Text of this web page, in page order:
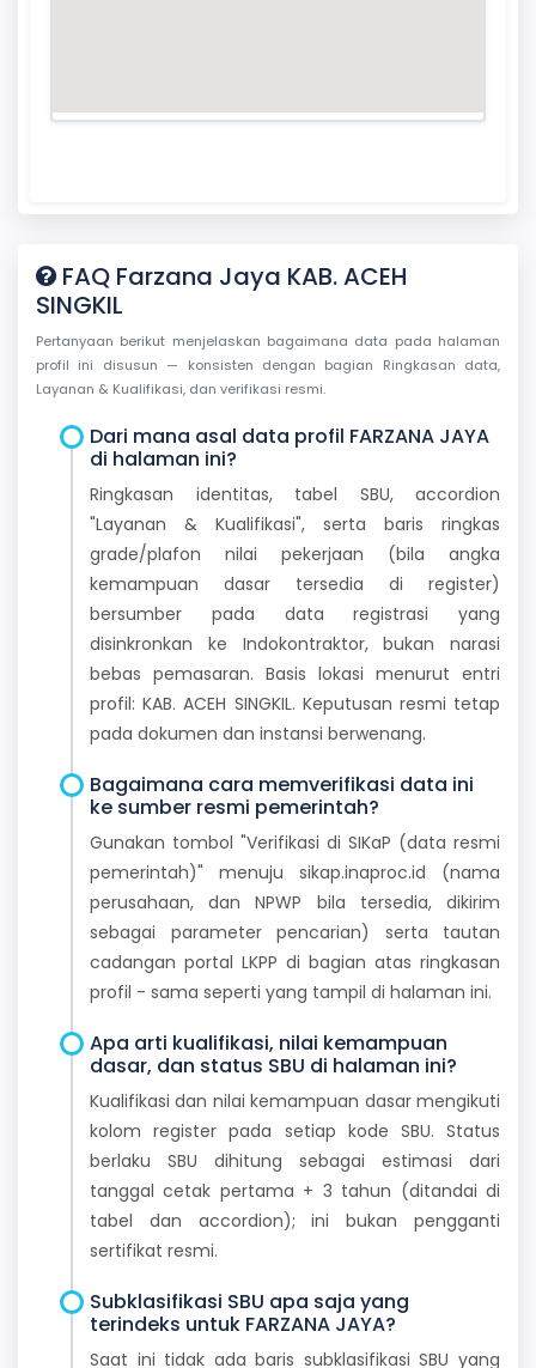
FAQ Farzana Jaya KAB. ACEH
SINGKIL
Pertanyaan berikut menjelaskan bagaimana data pada halaman
profil ini disusun — konsisten dengan bagian Ringkasan data,
Layanan & Kualifikasi, dan verifikasi resmi.
Dari mana asal data profil FARZANA JAYA
di halaman ini?
Ringkasan identitas, tabel SBU, accordion
"Layanan & Kualifikasi", serta baris ringkas
grade/plafon nilai pekerjaan (bila angka
kemampuan dasar tersedia di register)
bersumber pada data registrasi yang
disinkronkan ke Indokontraktor, bukan narasi
bebas pemasaran. Basis lokasi menurut entri
profil: KAB. ACEH SINGKIL. Keputusan resmi tetap
pada dokumen dan instansi berwenang.
Bagaimana cara memverifikasi data ini
ke sumber resmi pemerintah?
Gunakan tombol "Verifikasi di SIKaP (data resmi
pemerintah)" menuju sikap.inaproc.id (nama
perusahaan, dan NPWP bila tersedia, dikirim
sebagai parameter pencarian) serta tautan
cadangan portal LKPP di bagian atas ringkasan
profil - sama seperti yang tampil di halaman ini.
Apa arti kualifikasi, nilai kemampuan
dasar, dan status SBU di halaman ini?
Kualifikasi dan nilai kemampuan dasar mengikuti
kolom register pada setiap kode SBU. Status
berlaku SBU dihitung sebagai estimasi dari
tanggal cetak pertama + 3 tahun (ditandai di
tabel dan accordion); ini bukan pengganti
sertifikat resmi.
Subklasifikasi SBU apa saja yang
terindeks untuk FARZANA JAYA?
Saat ini tidak ada baris subklasifikasi SBU yang